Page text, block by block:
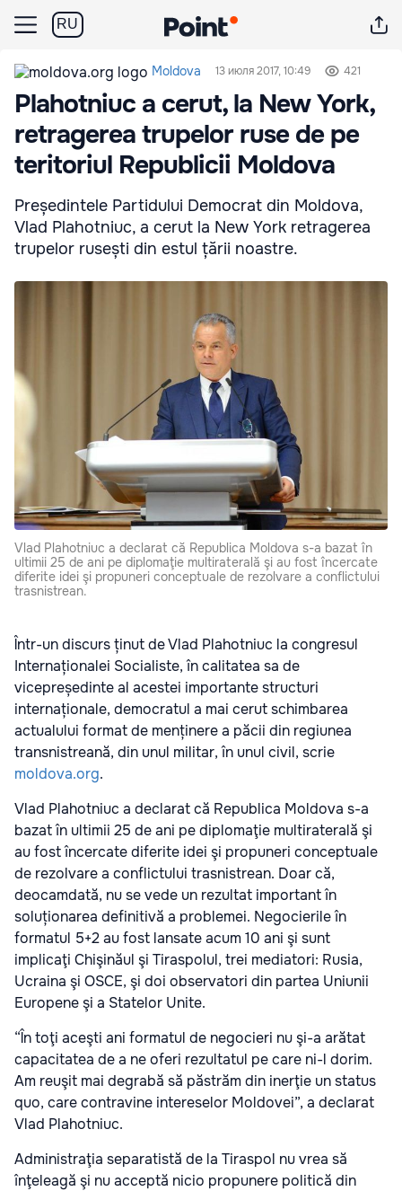
RU
Moldova 13 июля 2017, 10:49 421
Plahotniuc a cerut, la New York,
retragerea trupelor ruse de pe
teritoriul Republicii Moldova
Președintele Partidului Democrat din Moldova,
Vlad Plahotniuc, a cerut la New York retragerea
trupelor rusești din estul țării noastre.
Vlad Plahotniuc a declarat că Republica Moldova s-a bazat în
ultimii 25 de ani pe diplomaţie multiraterală şi au fost încercate
diferite idei şi propuneri conceptuale de rezolvare a conflictului
trasnistrean.
Într-un discurs ținut de Vlad Plahotniuc la congresul
Internaționalei Socialiste, în calitatea sa de
vicepreședinte al acestei importante structuri
internaționale, democratul a mai cerut schimbarea
actualului format de menținere a păcii din regiunea
transnistreană, din unul militar, în unul civil, scrie
moldova.org.
Vlad Plahotniuc a declarat că Republica Moldova s-a
bazat în ultimii 25 de ani pe diplomaţie multiraterală şi
au fost încercate diferite idei şi propuneri conceptuale
de rezolvare a conflictului trasnistrean. Doar că,
deocamdată, nu se vede un rezultat important în
soluționarea definitivă a problemei. Negocierile în
formatul 5+2 au fost lansate acum 10 ani şi sunt
implicaţi Chişinăul şi Tiraspolul, trei mediatori: Rusia,
Ucraina şi OSCE, şi doi observatori din partea Uniunii
Europene şi a Statelor Unite.
“În toţi aceşti ani formatul de negocieri nu şi-a arătat
capacitatea de a ne oferi rezultatul pe care ni-l dorim.
Am reuşit mai degrabă să păstrăm din inerţie un status
quo, care contravine intereselor Moldovei”, a declarat
Vlad Plahotniuc.
Administraţia separatistă de la Tiraspol nu vrea să
înţeleagă şi nu acceptă nicio propunere politică din